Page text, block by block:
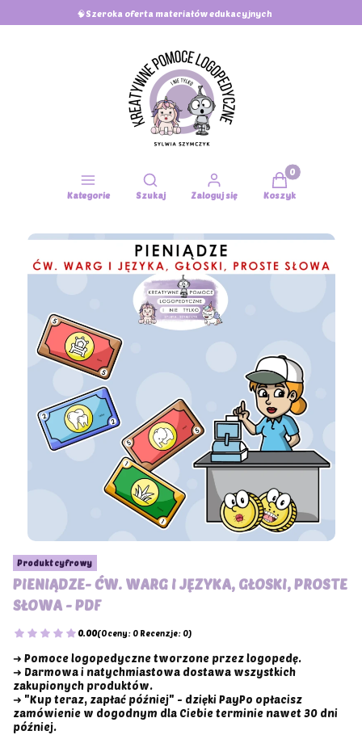
🧠Szeroka oferta materiałów edukacyjnych
Kategorie
Otwórz wyszukiwarkę
Szukaj Zaloguj się
Produkty w
Koszyk
Produkt cyfrowy
PIENIĄDZE- ĆW. WARG I JĘZYKA, GŁOSKI, PROSTE
SŁOWA - PDF
0.00(Oceny: 0 Recenzje: 0)
➜ Pomoce logopedyczne tworzone przez logopedę.
➜ Darmowa i natychmiastowa dostawa wszystkich
zakupionych produktów.
➜ "Kup teraz, zapłać później" - dzięki PayPo opłacisz
zamówienie w dogodnym dla Ciebie terminie nawet 30 dni
później.